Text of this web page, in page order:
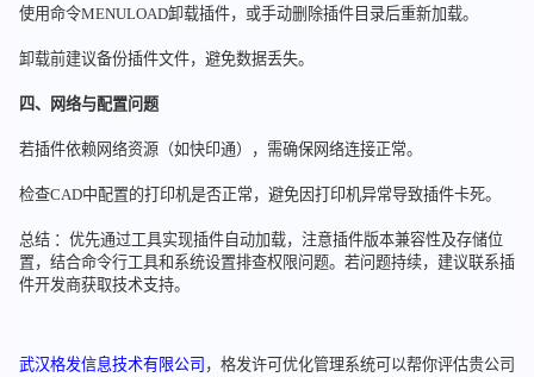
使用命令MENULOAD卸载插件，或手动删除插件目录后重新加载。
卸载前建议备份插件文件，避免数据丢失。
四、网络与配置问题
若插件依赖网络资源（如快印通），需确保网络连接正常。
检查CAD中配置的打印机是否正常，避免因打印机异常导致插件卡死。
总结 ：优先通过工具实现插件自动加载，注意插件版本兼容性及存储位
置，结合命令行工具和系统设置排查权限问题。若问题持续，建议联系插
件开发商获取技术支持。
武汉格发信息技术有限公司 ，格发许可优化管理系统可以帮你评估贵公司